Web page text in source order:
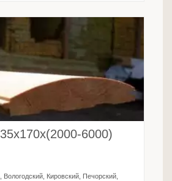
6000)
Вологодский, Кировский, Печорский,